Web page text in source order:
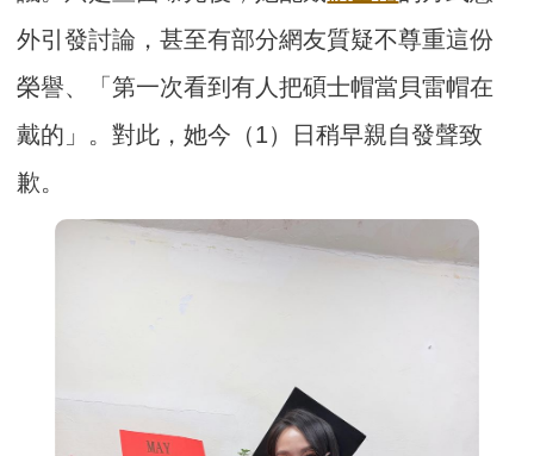
外引發討論，甚至有部分網友質疑不尊重這份
榮譽、「第一次看到有人把碩士帽當貝雷帽在
戴的」。對此，她今（1）日稍早親自發聲致
歉。